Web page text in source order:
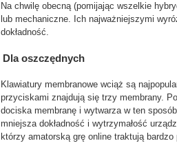
Na chwilę obecną (pomijając wszelkie
lub mechaniczne. Ich najważniejszymi
dokładność.
Dla oszczędnych
Klawiatury membranowe wciąż są
przyciskami znajdują się trzy membrany.
dociska membranę i wytwarza w ten
mniejsza dokładność i wytrzymałość
którzy amatorską grę online traktują